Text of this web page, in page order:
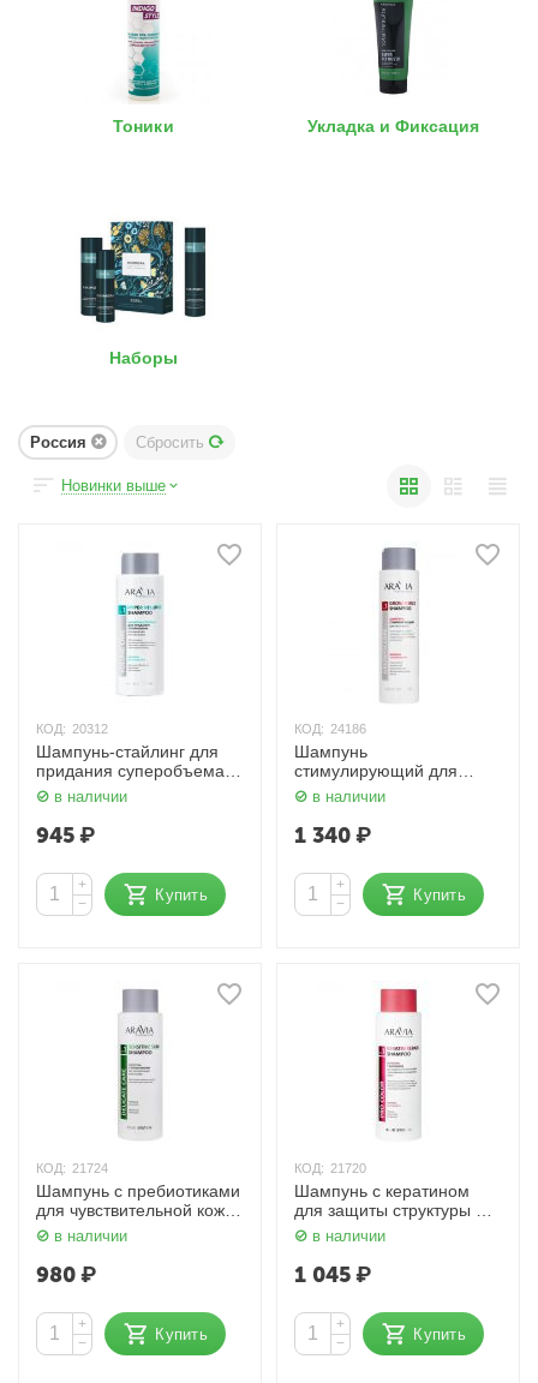
Тоники Укладка и Фиксация
Наборы
Россия Сбросить
Новинки выше
КОД: 20312
Шампунь-стайлинг для
придания суперобъема и
повышения густоты волос
в наличии
945₽
+
−
Купить
КОД: 24186
Шампунь
стимулирующий для
роста волос 420 мл
в наличии
1 340₽
+
−
Купить
КОД: 21724
Шампунь с пребиотиками
для чувствительной кожи
головы 400 мл Aravia
в наличии
980₽
+
−
Купить
КОД: 21720
Шампунь с кератином
для защиты структуры и
цвета поврежденных и
мл Aravia
в наличии
1 045₽
+
−
Купить